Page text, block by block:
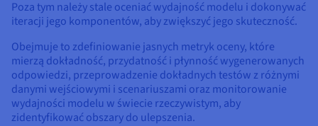
Poza tym należy stale oceniać wydajność modelu i dokonywać
iteracji jego komponentów, aby zwiększyć jego skuteczność.
Obejmuje to zdefiniowanie jasnych metryk oceny, które
mierzą dokładność, przydatność i płynność wygenerowanych
odpowiedzi, przeprowadzenie dokładnych testów z różnymi
danymi wejściowymi i scenariuszami oraz monitorowanie
wydajności modelu w świecie rzeczywistym, aby
zidentyfikować obszary do ulepszenia.